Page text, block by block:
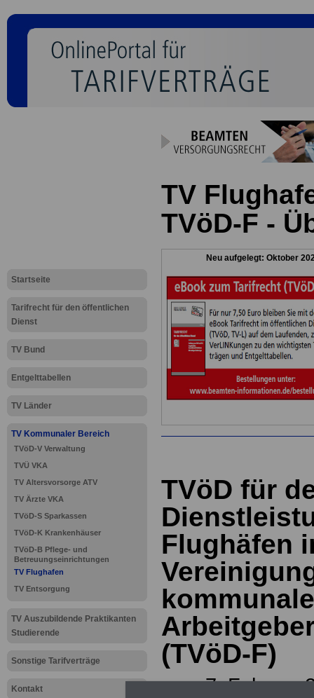
Startseite
Tarifrecht für den öffentlichen
Dienst
TV Bund
Entgelttabellen
TV Länder
TV Kommunaler Bereich
TVöD-V Verwaltung
TVÜ VKA
TV Altersvorsorge ATV
TV Ärzte VKA
TVöD-S Sparkassen
TVöD-K Krankenhäuser
TVöD-B Pflege- und
Betreuungseinrichtungen
TV Flughafen
TV Entsorgung
TV Auszubildende Praktikanten
Studierende
Sonstige Tarifverträge
Kontakt
TV
TVöD-F -
Neu aufgelegt: Oktober
TVöD für
Flughäfen
(TVöD-F)
vom 7. Februar